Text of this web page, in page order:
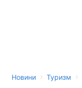
Новини › Туризм ›